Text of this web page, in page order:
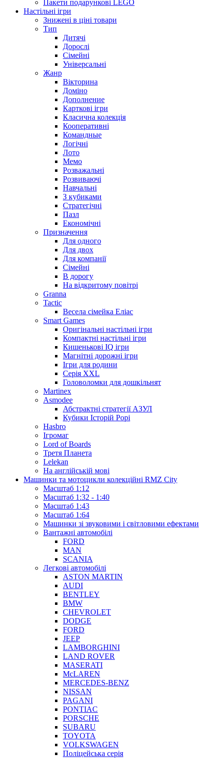
Пакети подарункові LEGO
Настільні ігри
Знижені в ціні товари
Тип
Дитячі
Дорослі
Сімейні
Універсальні
Жанр
Вікторина
Доміно
Дополнение
Карткові ігри
Класична колекція
Кооперативні
Командные
Логічні
Лото
Мемо
Розважальні
Розвиваючі
Навчальні
З кубиками
Стратегічні
Пазл
Економічні
Призначення
Для одного
Для двох
Для компанії
Сімейні
В дорогу
На відкритому повітрі
Granna
Tactic
Весела сімейка Еліас
Smart Games
Оригінальні настільні ігри
Компактні настільні ігри
Кишенькові IQ ігри
Магнітні дорожні ігри
Ігри для родини
Серія XXL
Головоломки для дошкільнят
Martinex
Asmodee
Абстрактні стратегії АЗУЛ
Кубики Історій Рорі
Hasbro
Ігромаг
Lord of Boards
Третя Планета
Lelekan
На англійській мові
Машинки та мотоцикли колекційні RMZ City
Масштаб 1:12
Масштаб 1:32 - 1:40
Масштаб 1:43
Масштаб 1:64
Машинки зі звуковими і світловими ефектами
Вантажні автомобілі
FORD
MAN
SCANIA
Легкові автомобілі
ASTON MARTIN
AUDI
BENTLEY
BMW
CHEVROLET
DODGE
FORD
JEEP
LAMBORGHINI
LAND ROVER
MASERATI
McLAREN
MERCEDES-BENZ
NISSAN
PAGANI
PONTIAC
PORSCHE
SUBARU
TOYOTA
VOLKSWAGEN
Поліцейська серія